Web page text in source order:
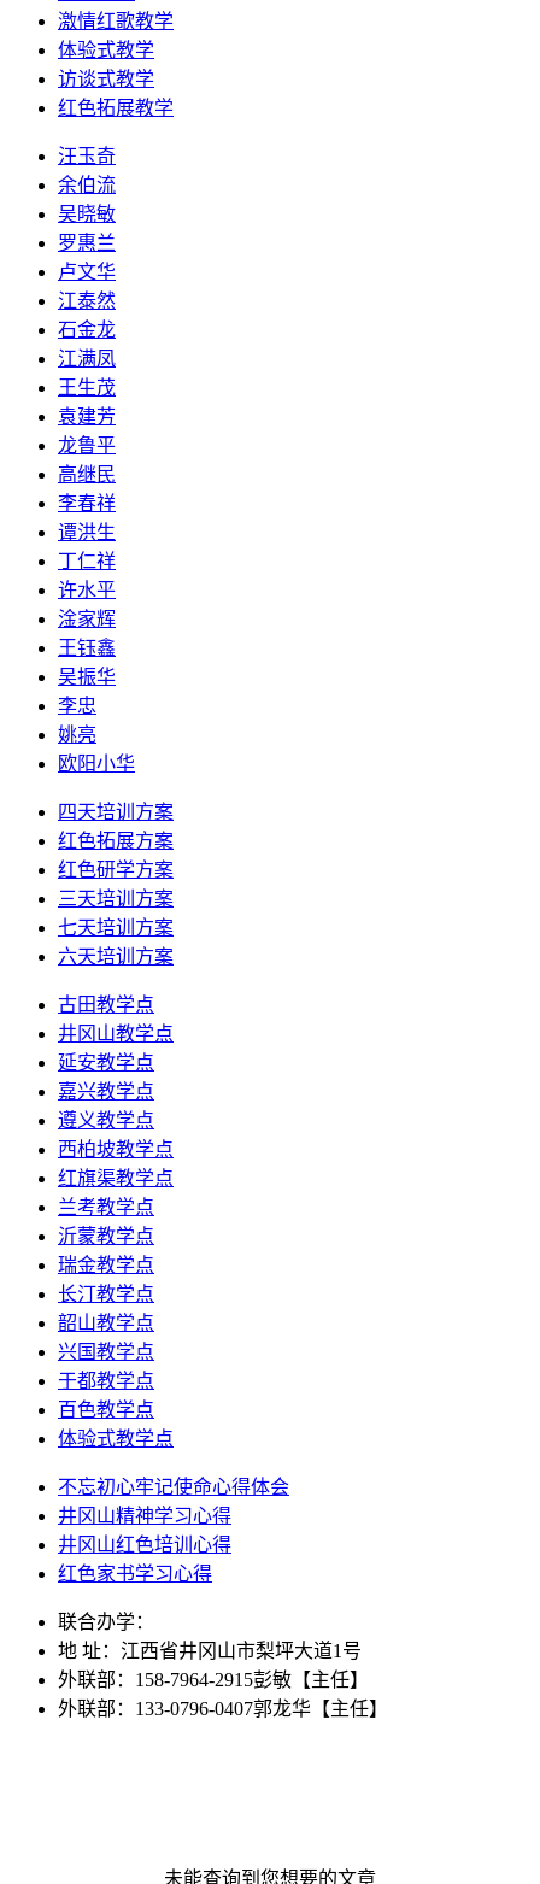
激情红歌教学
体验式教学
访谈式教学
红色拓展教学
汪玉奇
余伯流
吴晓敏
罗惠兰
卢文华
江泰然
石金龙
江满凤
王生茂
袁建芳
龙鲁平
高继民
李春祥
谭洪生
丁仁祥
许水平
淦家辉
王钰鑫
吴振华
李忠
姚亮
欧阳小华
四天培训方案
红色拓展方案
红色研学方案
三天培训方案
七天培训方案
六天培训方案
古田教学点
井冈山教学点
延安教学点
嘉兴教学点
遵义教学点
西柏坡教学点
红旗渠教学点
兰考教学点
沂蒙教学点
瑞金教学点
长汀教学点
韶山教学点
兴国教学点
于都教学点
百色教学点
体验式教学点
不忘初心牢记使命心得体会
井冈山精神学习心得
井冈山红色培训心得
红色家书学习心得
联合办学：
地 址：江西省井冈山市梨坪大道1号
外联部：158-7964-2915彭敏【主任】
外联部：133-0796-0407郭龙华【主任】
未能查询到您想要的文章